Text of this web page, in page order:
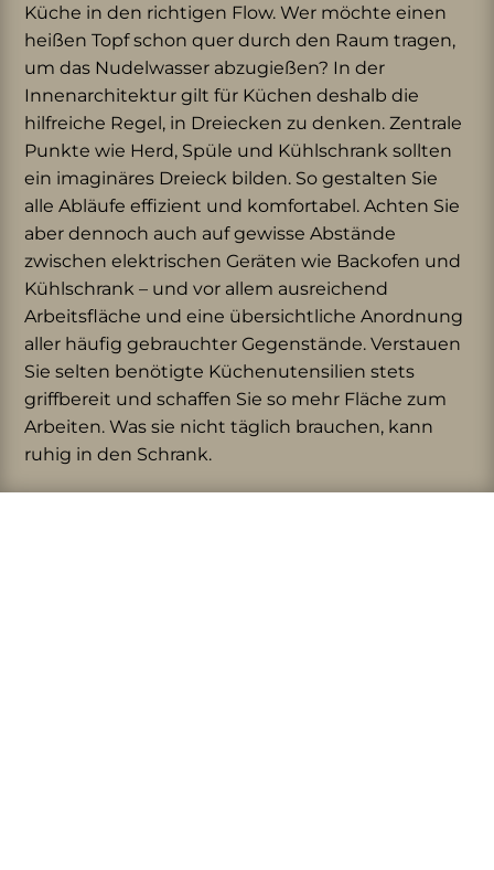
Küche in den richtigen Flow. Wer möchte einen
heißen Topf schon quer durch den Raum tragen,
um das Nudelwasser abzugießen? In der
Innenarchitektur gilt für Küchen deshalb die
hilfreiche Regel, in Dreiecken zu denken. Zentrale
Punkte wie Herd, Spüle und Kühlschrank sollten
ein imaginäres Dreieck bilden. So gestalten Sie
alle Abläufe effizient und komfortabel. Achten Sie
aber dennoch auch auf gewisse Abstände
zwischen elektrischen Geräten wie Backofen und
Kühlschrank – und vor allem ausreichend
Arbeitsfläche und eine übersichtliche Anordnung
aller häufig gebrauchter Gegenstände. Verstauen
Sie selten benötigte Küchenutensilien stets
griffbereit und schaffen Sie so mehr Fläche zum
Arbeiten. Was sie nicht täglich brauchen, kann
ruhig in den Schrank.